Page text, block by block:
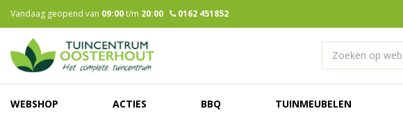
naarVandaag geopend van 09:00t/m 20:00 0162 451852
WEBSHOP ACTIES BBQ TUINMEUBELEN